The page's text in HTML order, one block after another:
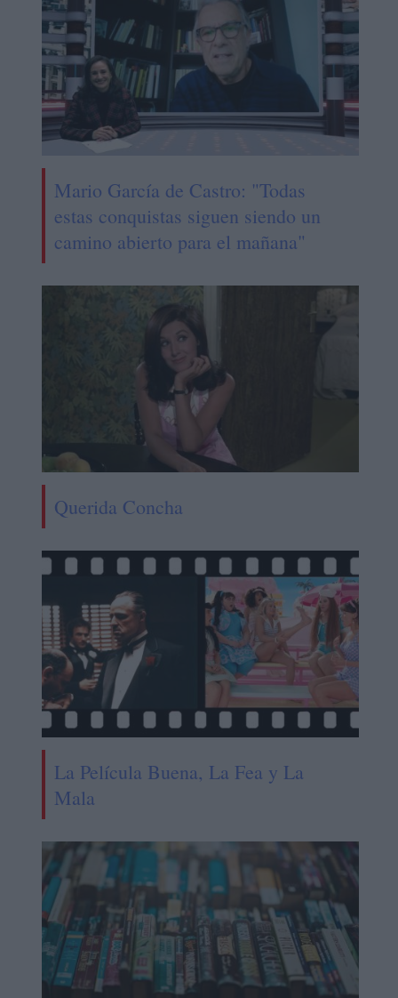
Mario García de Castro: "Todas
estas conquistas siguen siendo un
camino abierto para el mañana"
Querida Concha
La Película Buena, La Fea y La
Mala